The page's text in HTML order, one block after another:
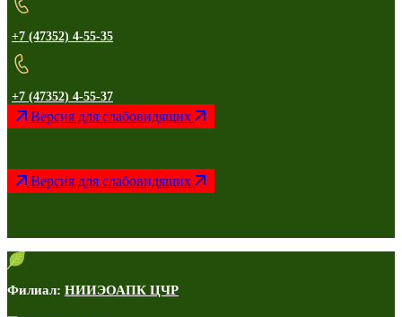
+7 (47352) 4-55-35
+7 (47352) 4-55-37
Версия для слабовидящих
Версия для слабовидящих
Филиал: НИИЭОАПК ЦЧР